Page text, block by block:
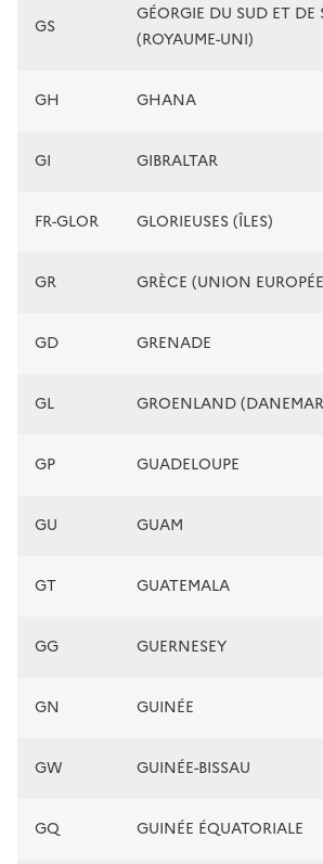
GS
GÉORGIE DU SUD ET
(ROYAUME-UNI)
GH GHANA
GI GIBRALTAR
FR-GLOR GLORIEUSES (ÎLES)
GR GRÈCE (UNION
GD GRENADE
GL GROENLAND
GP GUADELOUPE
GU GUAM
GT GUATEMALA
GG GUERNESEY
GN GUINÉE
GW GUINÉE-BISSAU
GQ GUINÉE ÉQUATORIALE